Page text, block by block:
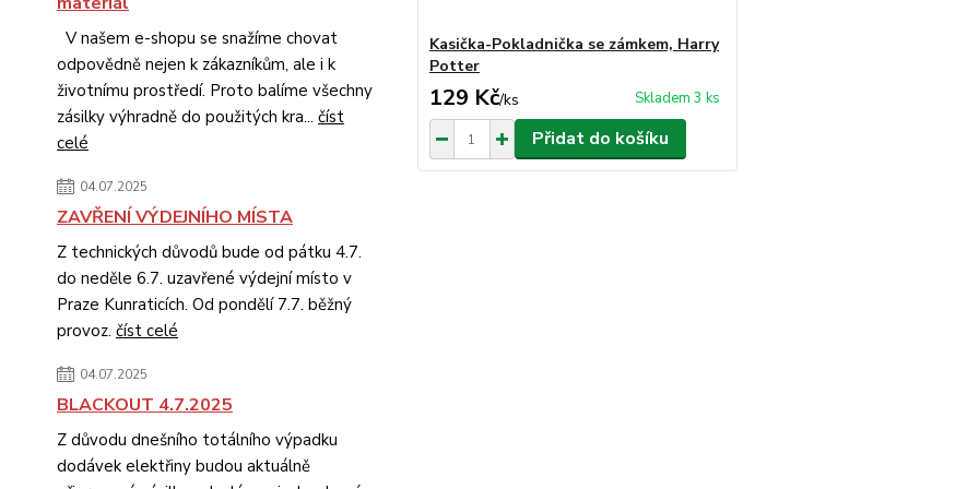
V našem e-shopu se snažíme chovat
odpovědně nejen k zákazníkům, ale i k
životnímu prostředí. Proto balíme všechny
zásilky výhradně do použitých kra... číst
celé
04.07.2025
ZAVŘENÍ VÝDEJNÍHO MÍSTA
Z technických důvodů bude od pátku 4.7.
do neděle 6.7. uzavřené výdejní místo v
Praze Kunraticích. Od pondělí 7.7. běžný
provoz. číst celé
04.07.2025
BLACKOUT 4.7.2025
Z důvodu dnešního totálního výpadku
dodávek elektřiny budou aktuálně
Kasička-Pokladnička se zámkem, Harry
Potter
129 Kč/ks Skladem 3 ks
Přidat do košíku